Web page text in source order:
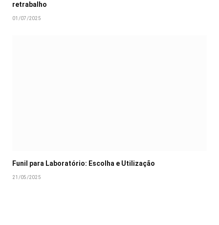
retrabalho
01/07/2025
Funil para Laboratório: Escolha e Utilização
21/05/2025